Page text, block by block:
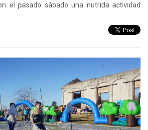
el pasado sábado una nutrida actividad